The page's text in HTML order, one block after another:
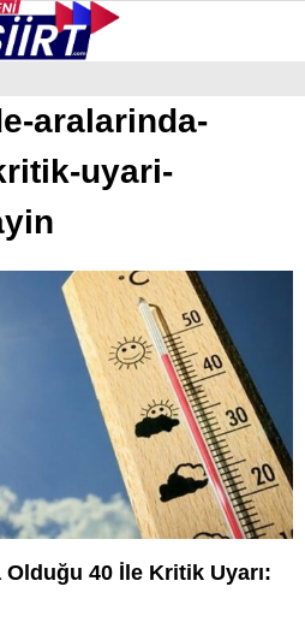
YAZARLAR
aralarinda-
uyari-
Olduğu 40 İle Kritik Uyarı: